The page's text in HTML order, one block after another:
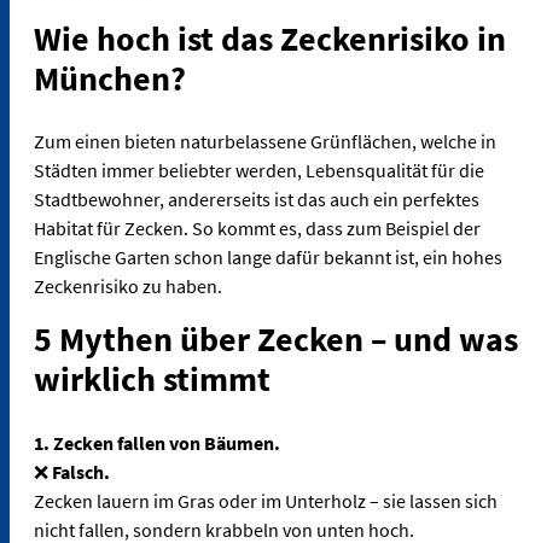
Wie hoch ist das Zeckenrisiko in
München?
Zum einen bieten naturbelassene Grünflächen, welche in
Städten immer beliebter werden, Lebensqualität für die
Stadtbewohner, andererseits ist das auch ein perfektes
Habitat für Zecken. So kommt es, dass zum Beispiel der
Englische Garten schon lange dafür bekannt ist, ein hohes
Zeckenrisiko zu haben.
5 Mythen über Zecken – und was
wirklich stimmt
1. Zecken fallen von Bäumen.
❌ Falsch.
Zecken lauern im Gras oder im Unterholz – sie lassen sich
nicht fallen, sondern krabbeln von unten hoch.